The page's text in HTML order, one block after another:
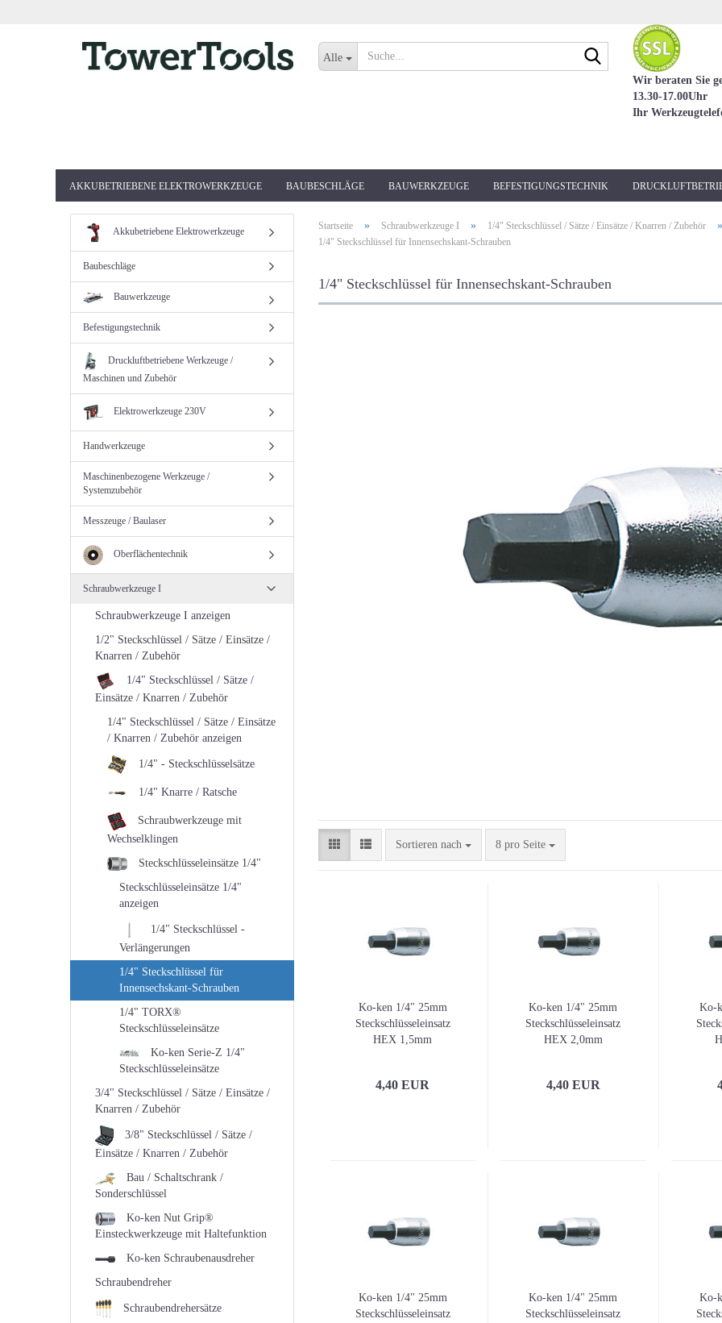
Alle
Suche...
Wir beraten Sie
13.30-17.00Uhr
Ihr
AKKUBETRIEBENE ELEKTROWERKZEUGE BAUBESCHLÄGE BAUWERKZEUGE BEFESTIGUNGSTECHNIK
Startseite » Schraubwerkzeuge I » 1/4" Steckschlüssel / Sätze / Einsätze / Knarren / Zubehör »
1/4" Steckschlüssel für Innensechskant-Schrauben
1/4" Steckschlüssel für Innensechskant-Schrauben
Sortieren nach
Sortieren nach 8 pro Seite
pro Seite
Ko-ken 1/4" 25mm
Steckschlüsseleinsatz
HEX 1,5mm
4,40 EUR
Ko-ken 1/4" 25mm
Steckschlüsseleinsatz
HEX 2,0mm
4,40 EUR
Ko-
Ko-ken 1/4" 25mm
Steckschlüsseleinsatz
Ko-ken 1/4" 25mm
Steckschlüsseleinsatz
Ko-
Akkubetriebene Elektrowerkzeuge
Baubeschläge
Bauwerkzeuge
Befestigungstechnik
Druckluftbetriebene Werkzeuge /
Maschinen und Zubehör
Elektrowerkzeuge 230V
Handwerkzeuge
Maschinenbezogene Werkzeuge /
Systemzubehör
Messzeuge / Baulaser
Oberflächentechnik
Schraubwerkzeuge I
Schraubwerkzeuge I anzeigen
1/2" Steckschlüssel / Sätze / Einsätze /
Knarren / Zubehör
1/4" Steckschlüssel / Sätze /
Einsätze / Knarren / Zubehör
1/4" Steckschlüssel / Sätze / Einsätze
/ Knarren / Zubehör anzeigen
1/4" - Steckschlüsselsätze
1/4" Knarre / Ratsche
Schraubwerkzeuge mit
Wechselklingen
Steckschlüsseleinsätze 1/4"
Steckschlüsseleinsätze 1/4"
anzeigen
1/4" Steckschlüssel -
Verlängerungen
1/4" Steckschlüssel für
Innensechskant-Schrauben
1/4" TORX®
Steckschlüsseleinsätze
Ko-ken Serie-Z 1/4"
Steckschlüsseleinsätze
3/4" Steckschlüssel / Sätze / Einsätze /
Knarren / Zubehör
3/8" Steckschlüssel / Sätze /
Einsätze / Knarren / Zubehör
Bau / Schaltschrank /
Sonderschlüssel
Ko-ken Nut Grip®
Einsteckwerkzeuge mit Haltefunktion
Ko-ken Schraubenausdreher
Schraubendreher
Schraubendrehersätze